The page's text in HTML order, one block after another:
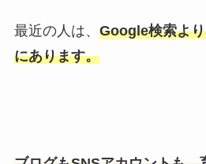
最近の人は、 Google検索よ
にあります。